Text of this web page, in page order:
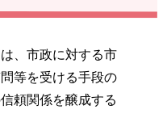
、市政に対する市
等を受ける手段の
頼関係を醸成する